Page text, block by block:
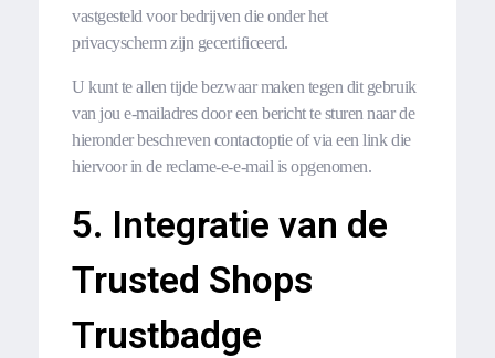
vastgesteld voor bedrijven die onder het
privacyscherm zijn gecertificeerd.
U kunt te allen tijde bezwaar maken tegen dit gebruik
van jou e-mailadres door een bericht te sturen naar de
hieronder beschreven contactoptie of via een link die
hiervoor in de reclame-e-e-mail is opgenomen.
5. Integratie van de
Trusted Shops
Trustbadge